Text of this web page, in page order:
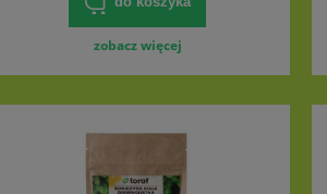
zobacz więcej